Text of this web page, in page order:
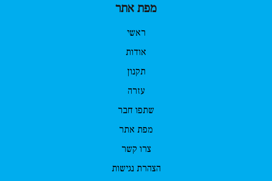
מפת אתר
ראשי
אודות
תקנון
עזרה
שתפו חבר
מפת אתר
צרו קשר
הצהרת נגישות